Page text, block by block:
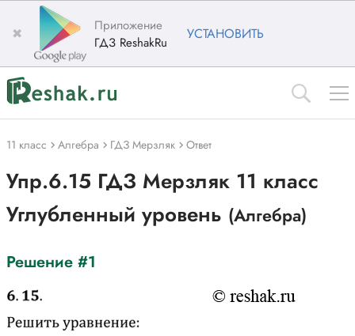
✖
Приложение
ГДЗ ReshakRu
УСТАНОВИТЬ
11 класс Алгебра ГДЗ Мерзляк Ответ
Упр.6.15 ГДЗ Мерзляк 11 класс
Углубленный уровень (Алгебра)
Решение #1